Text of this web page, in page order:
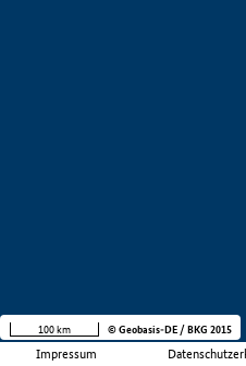
Impressum
100 km © Geobasis-DE / BKG 2015